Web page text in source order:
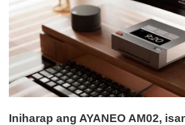
Iniharap ang AYANEO AM02,